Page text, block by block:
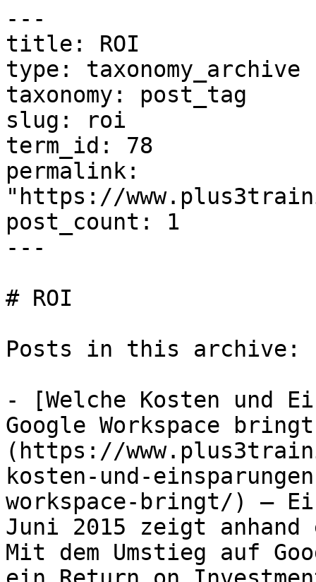
---
title: ROI
type: taxonomy_archive
taxonomy: post_tag
slug: roi
term_id: 78
permalink:
"https://
post_count: 1
---
# ROI
Posts in this archive:
- [Welche Kosten und
Google Workspace
(https://
kosten-und-
workspace-bringt/) —
Juni 2015 zeigt anhand
Mit dem Umstieg auf